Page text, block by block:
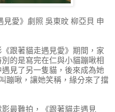
見愛》劇照 吳東旼 柳亞貝 申
跟著貓走遇見愛》期間，家
的是寫完在仁與小貓蹦啾相
見了另一隻貓，後來成為她
蹦啾，讓她笑稱，緣分來了擋
最難拍，《跟著貓走遇見